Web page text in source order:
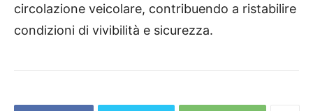
circolazione veicolare, contribuendo a ristabilire
condizioni di vivibilità e sicurezza.